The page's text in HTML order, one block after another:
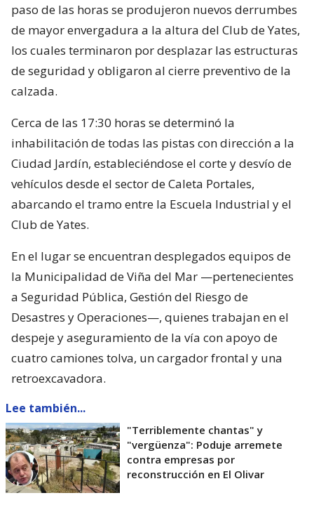
paso de las horas se produjeron nuevos derrumbes
de mayor envergadura a la altura del Club de Yates,
los cuales terminaron por desplazar las estructuras
de seguridad y obligaron al cierre preventivo de la
calzada.
Cerca de las 17:30 horas se determinó la
inhabilitación de todas las pistas con dirección a la
Ciudad Jardín, estableciéndose el corte y desvío de
vehículos desde el sector de Caleta Portales,
abarcando el tramo entre la Escuela Industrial y el
Club de Yates.
En el lugar se encuentran desplegados equipos de
la Municipalidad de Viña del Mar —pertenecientes
a Seguridad Pública, Gestión del Riesgo de
Desastres y Operaciones—, quienes trabajan en el
despeje y aseguramiento de la vía con apoyo de
cuatro camiones tolva, un cargador frontal y una
retroexcavadora.
Lee también...
"Terriblemente chantas" y
"vergüenza": Poduje arremete
contra empresas por
reconstrucción en El Olivar